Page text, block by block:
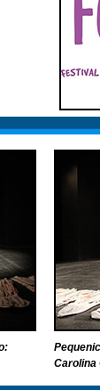
Carolina